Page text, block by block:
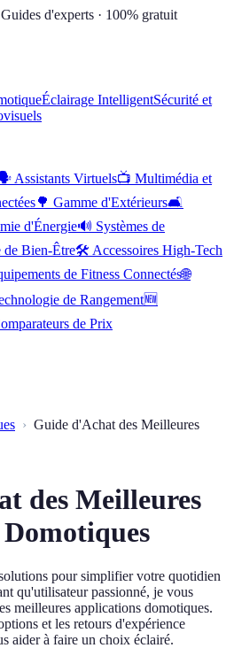
d'experts · 100% gratuit
Éclairage IntelligentSécurité et
Assistants Virtuels📺 Multimédia et
🌳 Gamme d'Extérieurs🛋️
d'Énergie🔊 Systèmes de
de Bien-Être🛠️ Accessoires High-Tech
de Fitness Connectés🌐
de Rangement🆕
de Prix
Guide d'Achat des Meilleures
des Meilleures
pour simplifier votre quotidien
qu'utilisateur passionné, je vous
meilleures applications domotiques.
et les retours d'expérience
aider à faire un choix éclairé.